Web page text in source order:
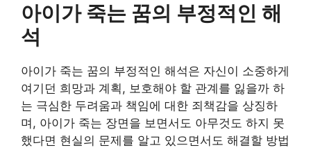
아이가 죽는 꿈의 부정적인 해
석
아이가 죽는 꿈의 부정적인 해석은 자신이 소중하게
여기던 희망과 계획, 보호해야 할 관계를 잃을까 하
는 극심한 두려움과 책임에 대한 죄책감을 상징하
며, 아이가 죽는 장면을 보면서도 아무것도 하지 못
했다면 현실의 문제를 알고 있으면서도 해결할 방법